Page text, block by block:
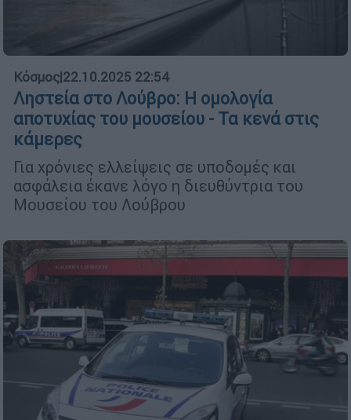
Κόσμος|22.10.2025 22:54
Ληστεία στο Λούβρο: Η ομολογία
αποτυχίας του μουσείου - Τα κενά στις
κάμερες
Για χρόνιες ελλείψεις σε υποδομές και
ασφάλεια έκανε λόγο η διευθύντρια του
Μουσείου του Λούβρου